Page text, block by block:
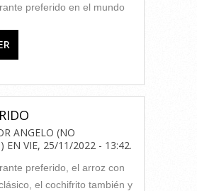
preferido en el mundo
ANGELO (NO
EN VIE, 25/11/2022 - 13:42.
preferido, el arroz con
el cochifrito también y